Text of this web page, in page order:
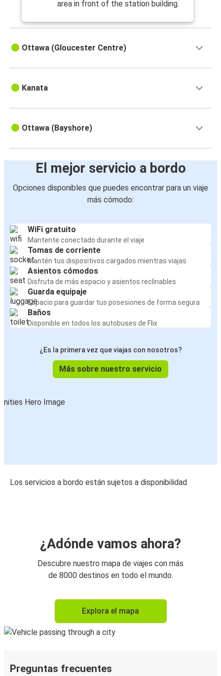
area in front of the station building.
Ottawa (Gloucester Centre)
Kanata
Ottawa (Bayshore)
El mejor servicio a bordo
Opciones disponibles que puedes encontrar para un viaje
más cómodo:
WiFi gratuito
Mantente conectado durante el viaje
Tomas de corriente
Mantén tus dispositivos cargados mientras viajas
Asientos cómodos
Disfruta de más espacio y asientos reclinables
Guarda equipaje
Espacio para guardar tus posesiones de forma segura
Baños
Disponible en todos los autobuses de Flix
¿Es la primera vez que viajas con nosotros?
Más sobre nuestro servicio
Los servicios a bordo están sujetos a disponibilidad
¿Adónde vamos ahora?
Descubre nuestro mapa de viajes con más
de 8000 destinos en todo el mundo.
Explora el mapa
Preguntas frecuentes